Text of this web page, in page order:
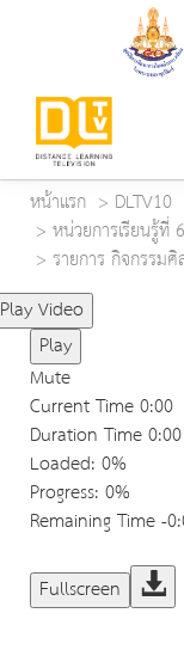
หน้าแรก DLTV10
หน่วยการเรียนรู้ที่
รายการ กิจกรรม
Play Video
Play
Mute
Current Time0:00
Duration Time0:00
Loaded: 0%
Progress: 0%
Remaining Time-
Fullscreen